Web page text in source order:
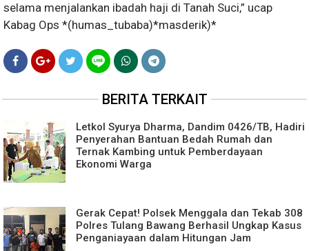
selama menjalankan ibadah haji di Tanah Suci,” ucap
Kabag Ops *(humas_tubaba)*masderik)*
BERITA TERKAIT
Letkol Syurya Dharma, Dandim 0426/TB, Hadiri
Penyerahan Bantuan Bedah Rumah dan
Ternak Kambing untuk Pemberdayaan
Ekonomi Warga
Gerak Cepat! Polsek Menggala dan Tekab 308
Polres Tulang Bawang Berhasil Ungkap Kasus
Penganiayaan dalam Hitungan Jam